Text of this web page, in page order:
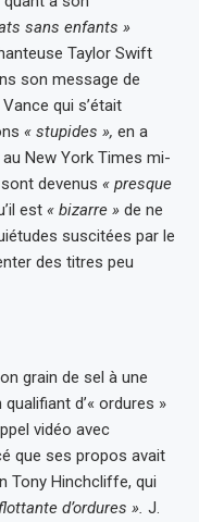
sans enfants »
Taylor Swift
son message de
qui s’était
« stupides », en a
New York Times mi-
devenus « presque
est « bizarre » de ne
suscitées par le
des titres peu
grain de sel à une
d’« ordures »
vidéo avec
que ses propos avait
Tony Hinchcliffe, qui
d’ordures ». J.